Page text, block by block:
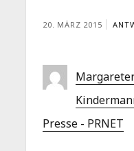
20. MÄRZ 2015
Presse - PRNET